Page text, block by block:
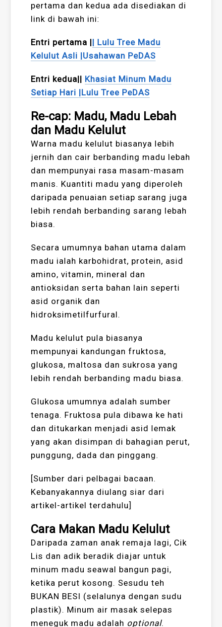
pertama dan kedua ada disediakan di
link di bawah ini:
Entri pertama || Lulu Tree Madu
Kelulut Asli |Usahawan PeDAS
Entri kedua|| Khasiat Minum Madu
Setiap Hari |Lulu Tree PeDAS
Re-cap: Madu, Madu Lebah
dan Madu Kelulut
Warna madu kelulut biasanya lebih
jernih dan cair berbanding madu lebah
dan mempunyai rasa masam-masam
manis. Kuantiti madu yang diperoleh
daripada penuaian setiap sarang juga
lebih rendah berbanding sarang lebah
biasa.
Secara umumnya bahan utama dalam
madu ialah karbohidrat, protein, asid
amino, vitamin, mineral dan
antioksidan serta bahan lain seperti
asid organik dan
hidroksimetilfurfural.
Madu kelulut pula biasanya
mempunyai kandungan fruktosa,
glukosa, maltosa dan sukrosa yang
lebih rendah berbanding madu biasa.
Glukosa umumnya adalah sumber
tenaga. Fruktosa pula dibawa ke hati
dan ditukarkan menjadi asid lemak
yang akan disimpan di bahagian perut,
punggung, dada dan pinggang.
[Sumber dari pelbagai bacaan.
Kebanyakannya diulang siar dari
artikel-artikel terdahulu]
Cara Makan Madu Kelulut
Daripada zaman anak remaja lagi, Cik
Lis dan adik beradik diajar untuk
minum madu seawal bangun pagi,
ketika perut kosong. Sesudu teh
BUKAN BESI (selalunya dengan sudu
plastik). Minum air masak selepas
meneguk madu adalah optional.